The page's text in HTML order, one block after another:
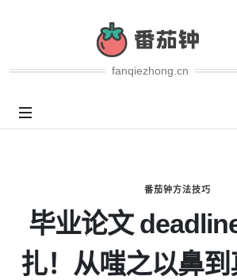
fanqiezhong.cn
番茄钟方法技巧
毕业论文
扎！从嗤之以鼻